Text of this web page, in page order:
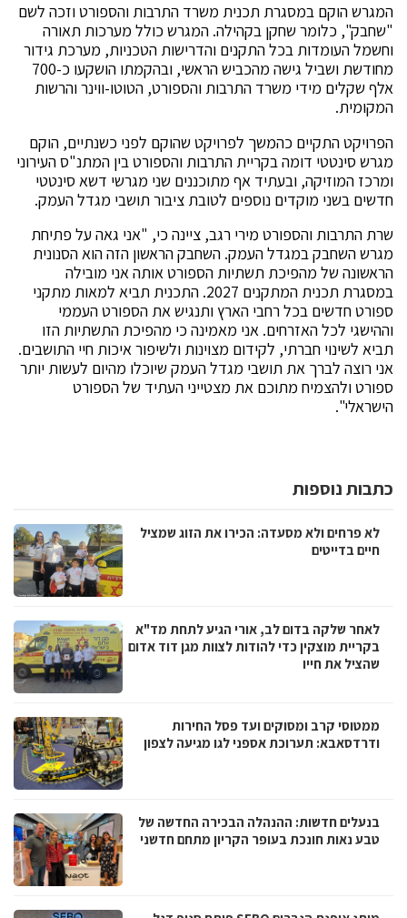
המגרש הוקם במסגרת תכנית משרד התרבות והספורט וזכה לשם
"שחבק", כלומר שחקן בקהילה. המגרש כולל מערכות תאורה
וחשמל העומדות בכל התקנים והדרישות הטכניות, מערכת גידור
מחודשת ושביל גישה מהכביש הראשי, ובהקמתו הושקעו כ-700
אלף שקלים מידי משרד התרבות והספורט, הטוטו-ווינר והרשות
המקומית.
הפרויקט התקיים כהמשך לפרויקט שהוקם לפני כשנתיים, הוקם
מגרש סינטטי דומה בקריית התרבות והספורט בין המתנ"ס העירוני
ומרכז המוזיקה, ובעתיד אף מתוכננים שני מגרשי דשא סינטטי
חדשים בשני מוקדים נוספים לטובת ציבור תושבי מגדל העמק.
שרת התרבות והספורט מירי רגב, ציינה כי, "אני גאה על פתיחת
מגרש השחבק במגדל העמק. השחבק הראשון הזה הוא הסנונית
הראשונה של מהפיכת תשתיות הספורט אותה אני מובילה
במסגרת תכנית המתקנים 2027. התכנית תביא למאות מתקני
ספורט חדשים בכל רחבי הארץ ותנגיש את הספורט העממי
וההישגי לכל האזרחים. אני מאמינה כי מהפיכת התשתיות הזו
תביא לשינוי חברתי, לקידום מצוינות ולשיפור איכות חיי התושבים.
אני רוצה לברך את תושבי מגדל העמק שיוכלו מהיום לעשות יותר
ספורט ולהצמיח מתוכם את מצטייני העתיד של הספורט
הישראלי".
כתבות נוספות
לא פרחים ולא מסעדה: הכירו את הזוג שמציל
חיים בדייטים
לאחר שלקה בדום לב, אורי הגיע לתחת מד"א
בקריית מוצקין כדי להודות לצוות מגן דוד אדום
שהציל את חייו
ממטוסי קרב ומסוקים ועד פסל החירות
ודרדסאבא: תערוכת אספני לגו מגיעה לצפון
בנעלים חדשות: ההנהלה הבכירה החדשה של
טבע נאות חונכת בעופר הקריון מתחם חדשני